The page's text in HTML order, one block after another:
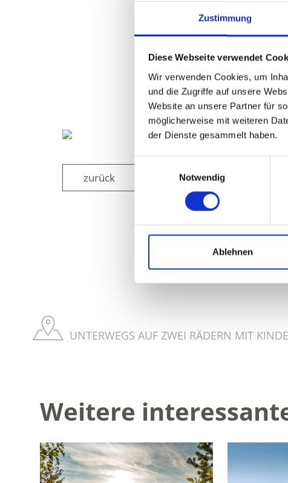
Zustimmung
Diese Webseite verwendet
Wir verwenden Cookies, um
und die Zugriffe auf unsere
Website an unsere Partner für
möglicherweise mit weiteren
der Dienste gesammelt haben.
Einwilligungsauswahl
Notwendig
Ablehnen
zurück
WAR DER
UNTERWEGS AUF ZWEI RÄDERN MIT
Weitere